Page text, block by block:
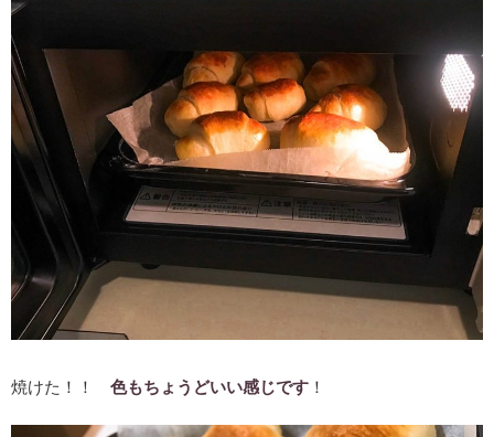
焼けた！！ 色もちょうどいい感じです ！